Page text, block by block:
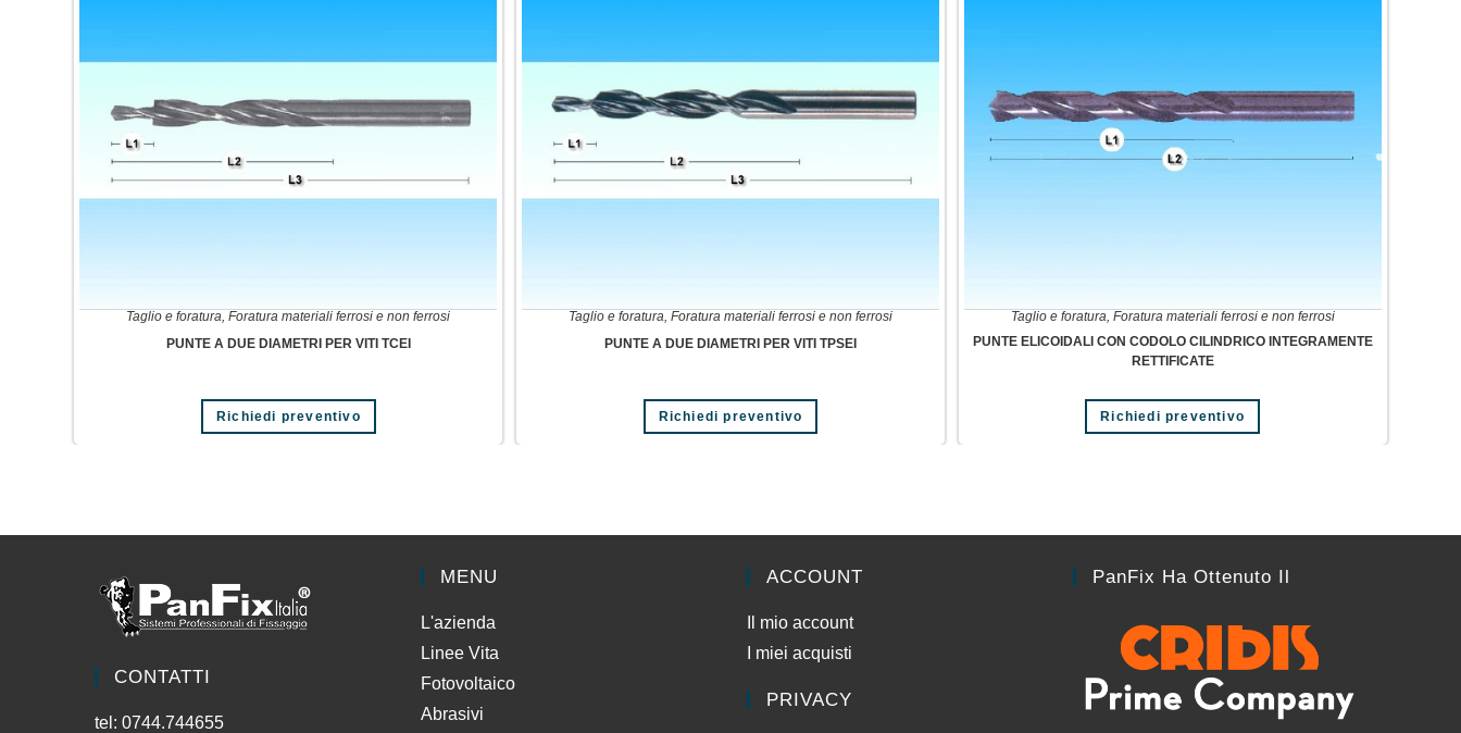
Taglio e foratura,Foratura materiali ferrosi e non ferrosi
PUNTE A DUE DIAMETRI PER VITI TCEI
Richiedi preventivo
Taglio e foratura, Foratura materiali ferrosi e non ferrosi
PUNTE A DUE DIAMETRI PER VITI TPSEI
Richiedi preventivo
Taglio e foratura, Foratura materiali ferrosi e non ferrosi
PUNTE ELICOIDALI CON CODOLO CILINDRICO INTEGRAMENTE
RETTIFICATE
Richiedi preventivo
CONTATTI
tel: 0744.744655
MENU
L'azienda
Linee Vita
Fotovoltaico
Abrasivi
ACCOUNT
Il mio account
I miei acquisti
PRIVACY
PanFix Ha Ottenuto Il